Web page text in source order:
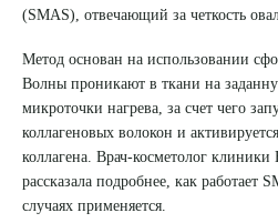
(SMAS), отвечающий за четкость
Метод основан на использовании
Волны проникают в ткани на
микроточки нагрева, за счет чего
коллагеновых волокон и
коллагена. Врач-косметолог клиники
рассказала подробнее, как работает
случаях применяется.